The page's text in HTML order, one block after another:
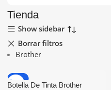
Tienda
Show sidebar
Borrar filtros
Brother
-14%
Botella De Tinta Brother